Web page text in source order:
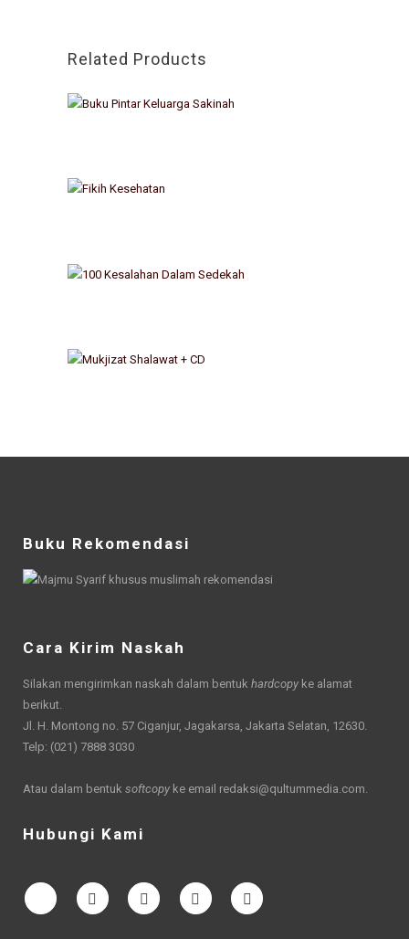
Related Products
Buku Rekomendasi
Cara Kirim Naskah
Silakan mengirimkan naskah dalam bentuk hardcopy ke alamat
berikut.
Jl. H. Montong no. 57 Ciganjur, Jagakarsa, Jakarta Selatan, 12630.
Telp: (021) 7888 3030
Atau dalam bentuk softcopy ke email redaksi@qultummedia.com.
Hubungi Kami